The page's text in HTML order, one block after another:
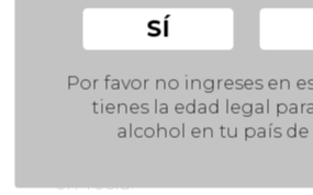
reconocimiento a su
inconfundible.
¿Qué lo hace excepcional?
en Yecla.
SÍ
Por favor no ingreses en
tienes la edad legal
alcohol en tu país de